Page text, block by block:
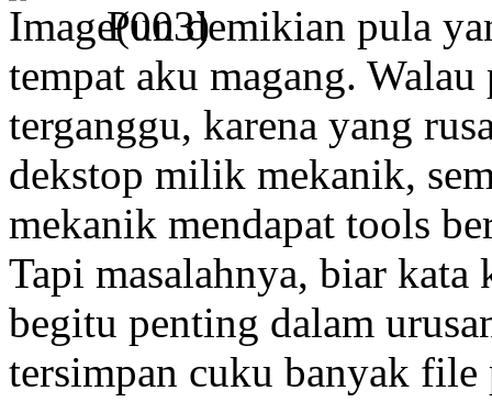
Pun demikian pula
tempat aku magang.
terganggu, karena yang
dekstop milik mekanik,
mekanik mendapat tools
Tapi masalahnya, biar
begitu penting dalam
tersimpan cuku banyak